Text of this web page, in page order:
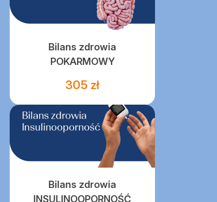
Bilans zdrowia
POKARMOWY
305 zł
Bilans zdrowia
INSULINOOPORNOŚĆ